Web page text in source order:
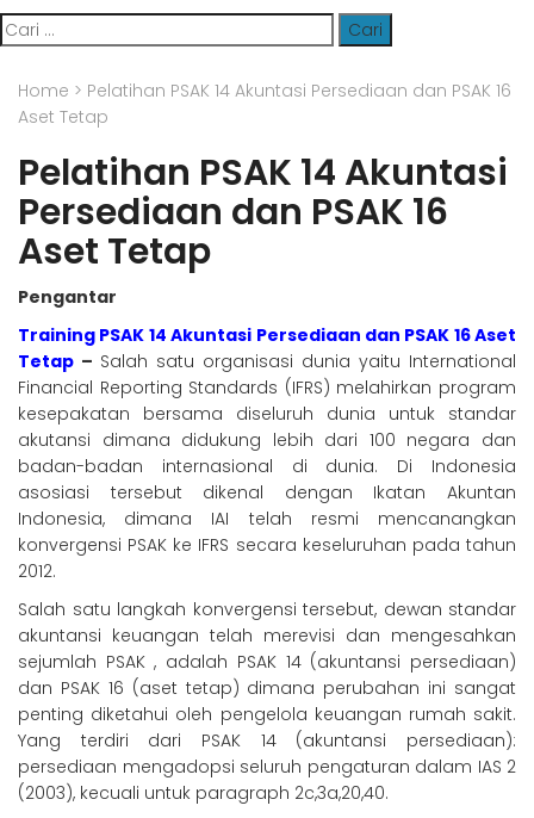
Cari
untuk:
Home > Pelatihan PSAK 14 Akuntasi Persediaan dan PSAK 16
Aset Tetap
Pelatihan PSAK 14 Akuntasi
Persediaan dan PSAK 16
Aset Tetap
Pengantar
Training PSAK 14 Akuntasi Persediaan dan PSAK 16 Aset
Tetap – Salah satu organisasi dunia yaitu International
Financial Reporting Standards (IFRS) melahirkan program
kesepakatan bersama diseluruh dunia untuk standar
akutansi dimana didukung lebih dari 100 negara dan
badan-badan internasional di dunia. Di Indonesia
asosiasi tersebut dikenal dengan Ikatan Akuntan
Indonesia, dimana IAI telah resmi mencanangkan
konvergensi PSAK ke IFRS secara keseluruhan pada tahun
2012.
Salah satu langkah konvergensi tersebut, dewan standar
akuntansi keuangan telah merevisi dan mengesahkan
sejumlah PSAK , adalah PSAK 14 (akuntansi persediaan)
dan PSAK 16 (aset tetap) dimana perubahan ini sangat
penting diketahui oleh pengelola keuangan rumah sakit.
Yang terdiri dari PSAK 14 (akuntansi persediaan):
persediaan mengadopsi seluruh pengaturan dalam IAS 2
(2003), kecuali untuk paragraph 2c,3a,20,40.